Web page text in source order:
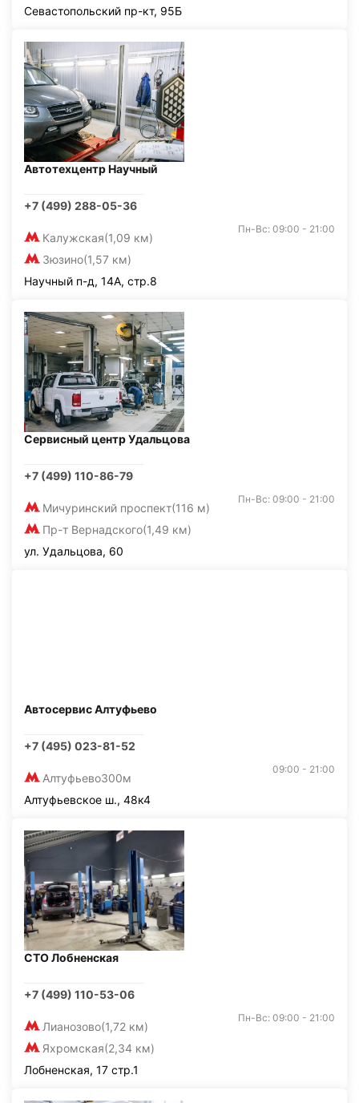
Севастопольский пр-кт, 95Б
Автотехцентр Научный
+7 (499) 288-05-36
Калужская(1,09 км)
Зюзино(1,57 км)
Пн-Вс: 09:00 - 21:00
Научный п-д, 14А, стр.8
Сервисный центр Удальцова
+7 (499) 110-86-79
Мичуринский проспект(116 м)
Пр-т Вернадского(1,49 км)
Пн-Вс: 09:00 - 21:00
ул. Удальцова, 60
Автосервис Алтуфьево
+7 (495) 023-81-52
Алтуфьево300м
09:00 - 21:00
Алтуфьевское ш., 48к4
СТО Лобненская
+7 (499) 110-53-06
Лианозово(1,72 км)
Яхромская(2,34 км)
Пн-Вс: 09:00 - 21:00
Лобненская, 17 стр.1